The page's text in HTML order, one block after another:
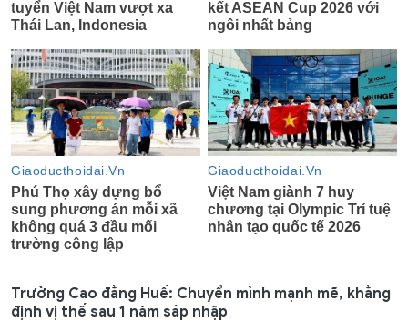
Trường Cao đẳng Huế: Chuyển mình mạnh mẽ, khẳng
định vị thế sau 1 năm sáp nhập